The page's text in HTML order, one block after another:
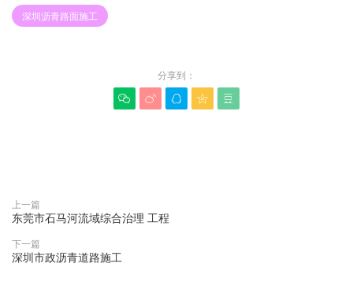
深圳沥青路面施工
分享到：
    
上一篇
东莞市石马河流域综合治理 工程
下一篇
深圳市政沥青道路施工